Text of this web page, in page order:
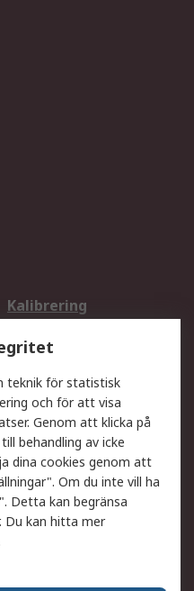
Kalibrering
Teknisk Support
Exportlösningar
Retur av varor
Spåra din order
Fördelar med RS-konto
teknik för statistisk
och för att visa
Genom att klicka på
behandling av icke
dina cookies genom att
Om du inte vill ha
Detta kan begränsa
Du kan hitta mer